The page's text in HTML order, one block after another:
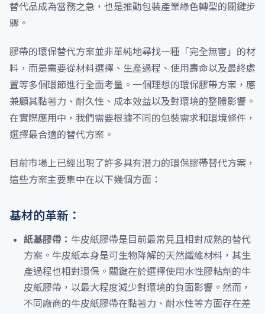
替代品成為當務之急，也是推動包裝產業綠色轉型的關鍵步
驟。
膠帶的環保替代方案並非單純地尋找一種「完全無害」的材
料，而是需要從材料選擇、生產過程、使用壽命以及最終處
置等多個環節進行全面考量。一個理想的環保膠帶方案，應
兼顧其黏著力、耐久性、成本效益以及對環境的整體影響。
在實際應用中，我們需要根據不同的包裝需求和環境條件，
選擇最合適的替代方案。
目前市場上已經出現了許多具有潛力的環保膠帶替代方案，
這些方案主要集中在以下幾個方面：
基材的革新：
紙基膠帶： 牛皮紙膠帶是目前最常見且相對成熟的替代
方案。牛皮紙本身是可生物降解的天然纖維材料，其生
產過程也相對環保。關鍵在於選擇使用水性膠粘劑的牛
皮紙膠帶，以最大程度減少對環境的負面影響。然而，
不同廠商的牛皮紙膠帶在黏著力、耐水性等方面存在差